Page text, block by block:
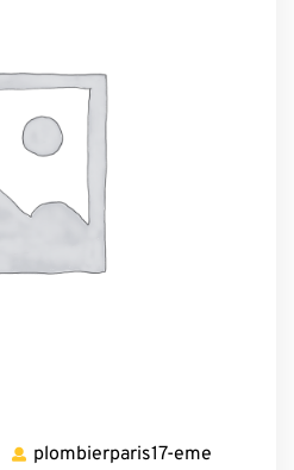
28 plombierparis17-eme